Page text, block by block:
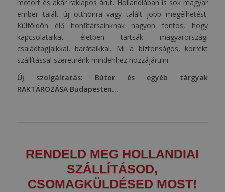
motort és akár raklapos árut. Hollandiában is sok magyar
ember talált új otthonra vagy talált jobb megélhetést.
Külföldön élő honfitársainknak nagyon fontos, hogy
kapcsolataikat életben tartsák magyarországi
családtagjaikkal, barátaikkal. Mi a biztonságos, korrekt
szállítással szeretnénk mindehhez hozzájárulni.
Új szolgáltatás: Bútor és egyéb tárgyak
RAKTÁROZÁSA Budapesten…
RENDELD MEG HOLLANDIAI
SZÁLLÍTÁSOD,
CSOMAGKÜLDÉSED MOST!